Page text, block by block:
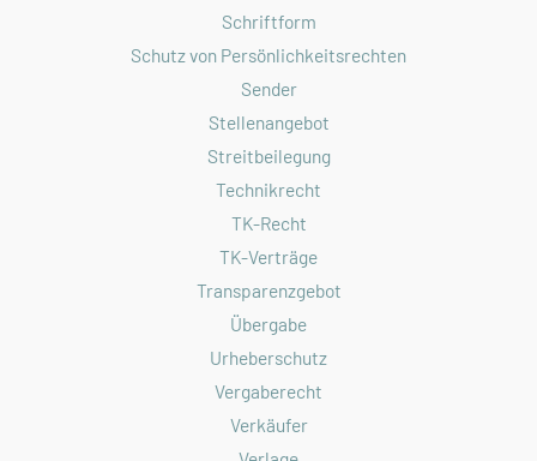
Schriftform
Schutz von Persönlichkeitsrechten
Sender
Stellenangebot
Streitbeilegung
Technikrecht
TK-Recht
TK-Verträge
Transparenzgebot
Übergabe
Urheberschutz
Vergaberecht
Verkäufer